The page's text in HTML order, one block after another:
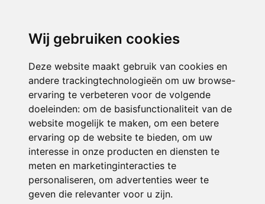
Wij gebruiken cookies
Deze website maakt gebruik van cookies en
andere trackingtechnologieën om uw browse-
ervaring te verbeteren voor de volgende
doeleinden: om de basisfunctionaliteit van de
website mogelijk te maken, om een betere
ervaring op de website te bieden, om uw
interesse in onze producten en diensten te
meten en marketinginteracties te
personaliseren, om advertenties weer te
geven die relevanter voor u zijn.